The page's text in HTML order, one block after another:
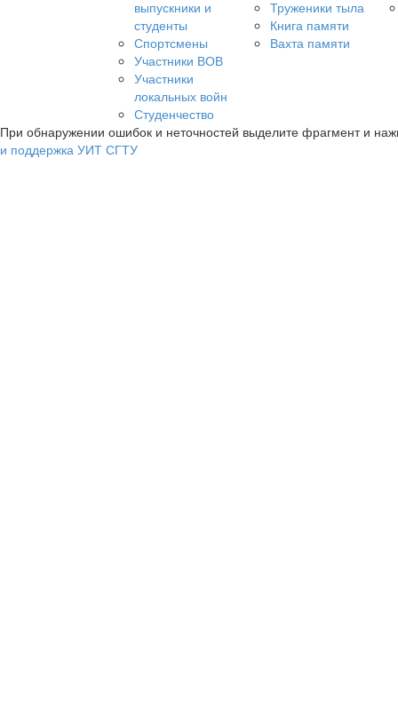
выпускники и
студенты
Спортсмены
Участники ВОВ
Участники
локальных войн
Студенчество
Труженики тыла
Книга памяти
Вахта памяти
При обнаружении ошибок и неточностей выделите фрагмент и
и поддержка УИТ СГТУ